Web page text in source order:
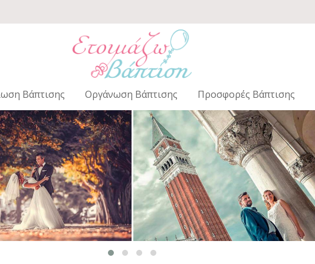
Βάπτισης Οργάνωση Βάπτισης Προσφορές Βάπτισης